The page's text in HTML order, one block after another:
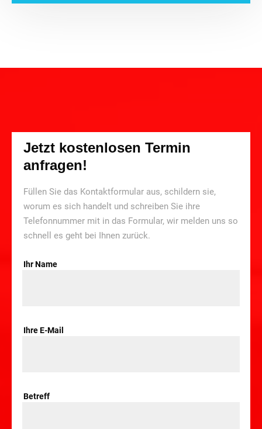
Jetzt kostenlosen Termin
anfragen!
Füllen Sie das Kontaktformular aus, schildern sie,
worum es sich handelt und schreiben Sie ihre
Telefonnummer mit in das Formular, wir melden uns so
schnell es geht bei Ihnen zurück.
Ihr Name
Ihre E-Mail
Betreff